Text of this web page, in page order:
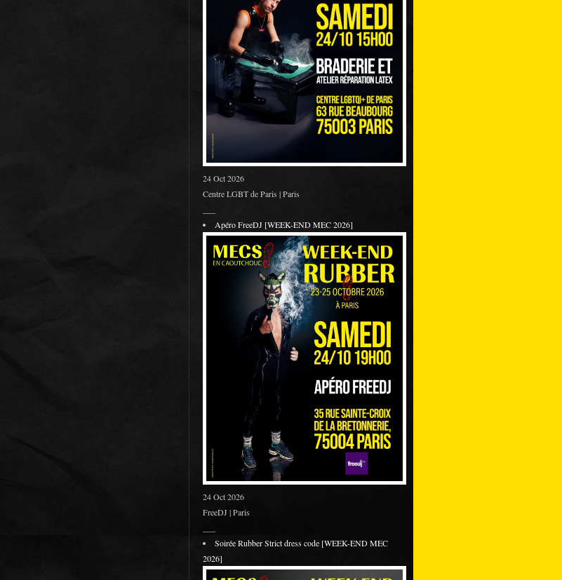
24 Oct 2026
Centre LGBT de Paris | Paris
Apéro FreeDJ [WEEK-END MEC 2026]
24 Oct 2026
FreeDJ | Paris
Soirée Rubber Strict dress code [WEEK-END MEC
2026]